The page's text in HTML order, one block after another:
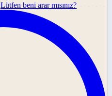
Lütfen beni arar mısınız?